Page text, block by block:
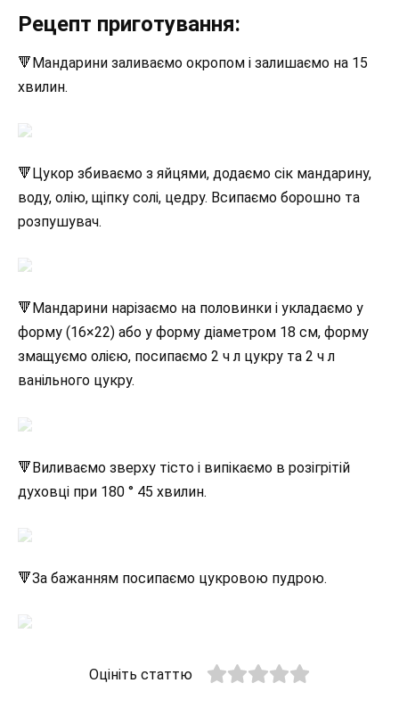
Рецепт приготування:
🔻Мандарини заливаємо окропом і залишаємо на 15
хвилин.
🔻Цукор збиваємо з яйцями, додаємо сік мандарину,
воду, олію, щіпку солі, цедру. Всипаємо борошно та
розпушувач.
🔻Мандарини нарізаємо на половинки і укладаємо у
форму (16×22) або у форму діаметром 18 см, форму
змащуємо олією, посипаємо 2 ч л цукру та 2 ч л
ванільного цукру.
🔻Виливаємо зверху тісто і випікаємо в розігрітій
духовці при 180 ° 45 хвилин.
🔻За бажанням посипаємо цукровою пудрою.
Оцініть статтю